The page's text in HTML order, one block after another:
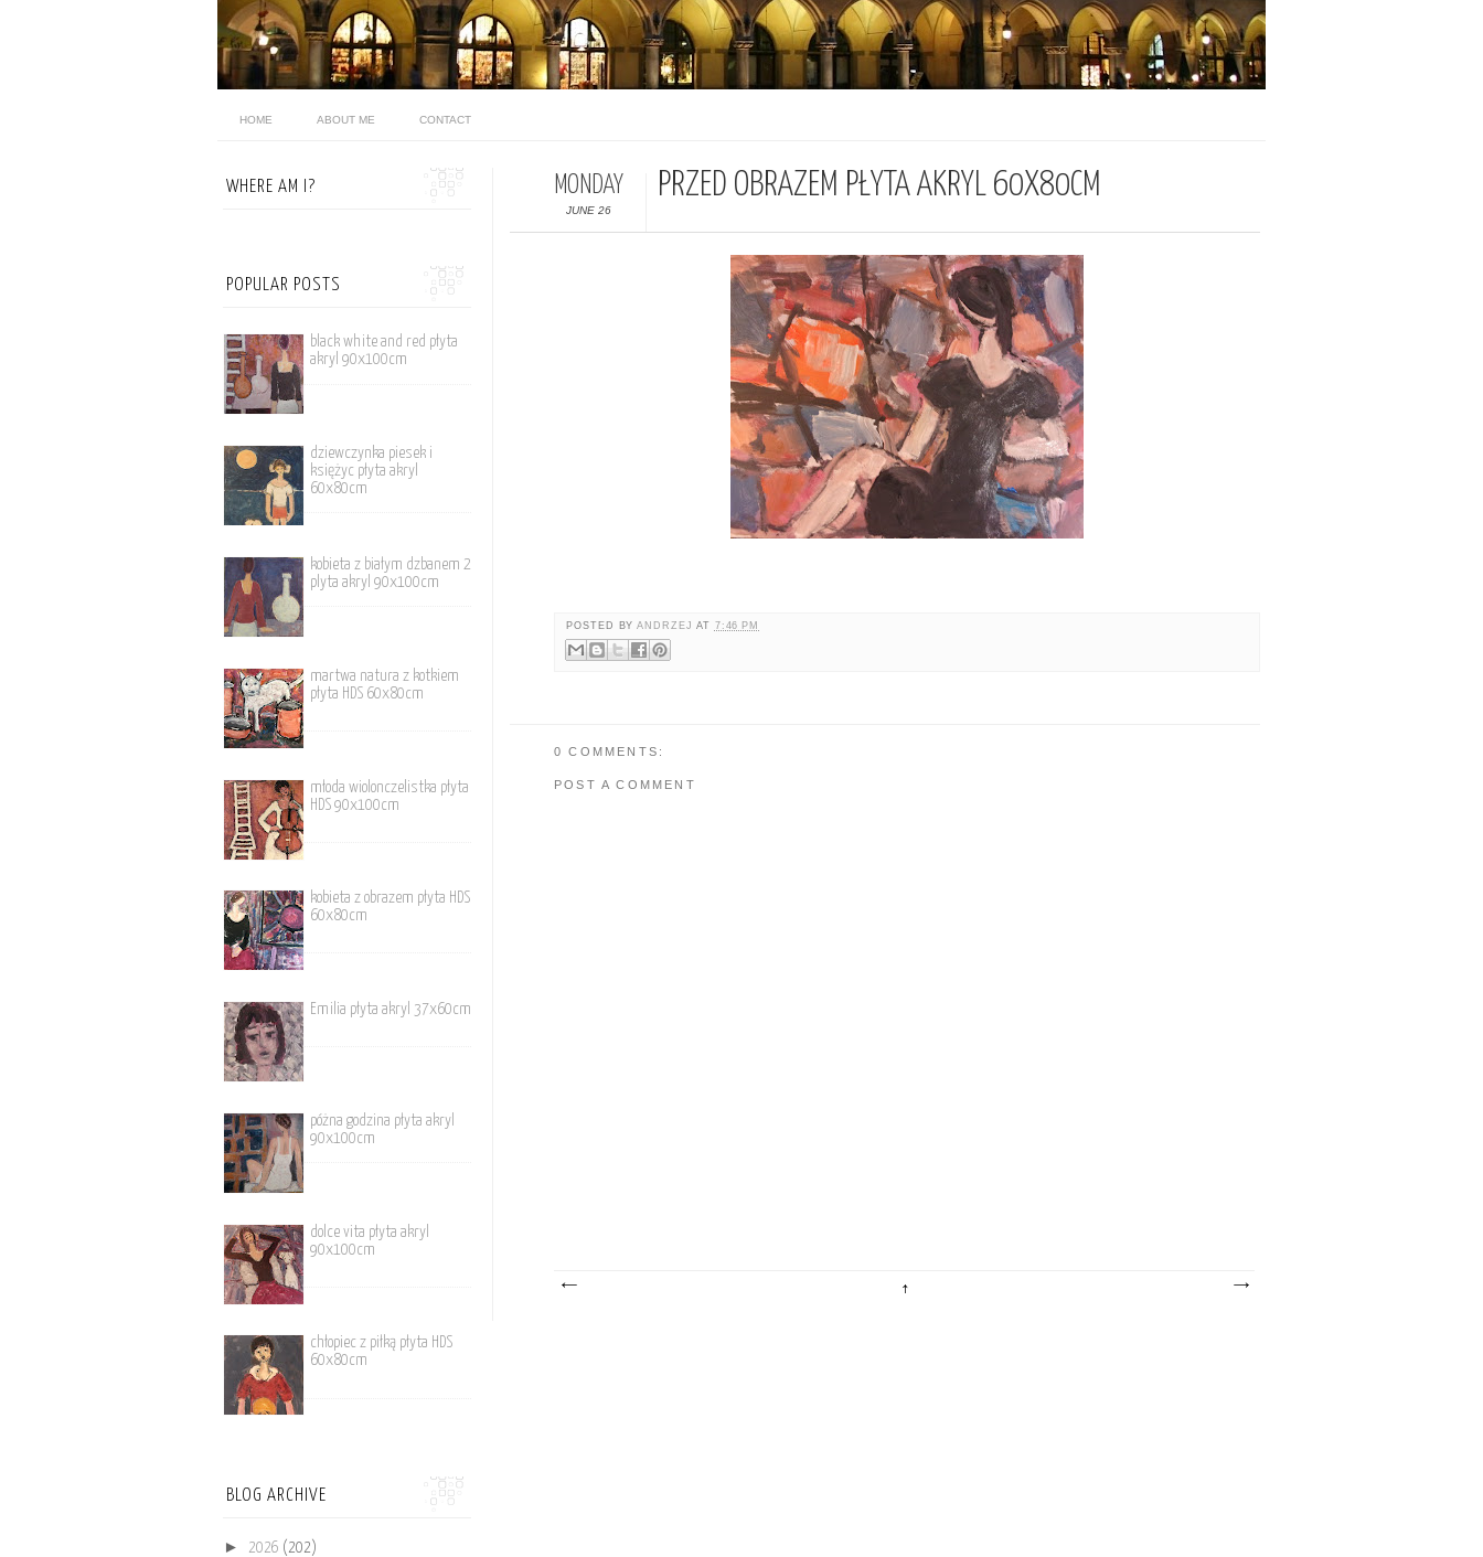
HOME ABOUT ME CONTACT
MONDAY
JUNE 26
PRZED OBRAZEM PŁYTA AKRYL 60X80CM
POSTED BYANDRZEJ AT 7:46 PM
0 COMMENTS:
POST A COMMENT
WHERE AM I?
POPULAR POSTS
black white and red płyta
akryl 90x100cm
dziewczynka piesek i
księżyc płyta akryl
60x80cm
kobieta z białym dzbanem 2
plyta akryl 90x100cm
martwa natura z kotkiem
płyta HDS 60x80cm
młoda wiolonczelistka płyta
HDS 90x100cm
kobieta z obrazem płyta HDS
60x80cm
Emilia płyta akryl 37x60cm
póżna godzina płyta akryl
90x100cm
dolce vita płyta akryl
90x100cm
chłopiec z piłką płyta HDS
60x80cm
BLOG ARCHIVE
► 2026 (202)